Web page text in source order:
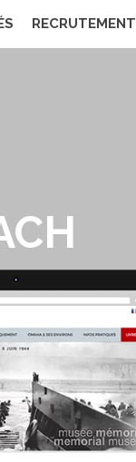
RECRUTEMENT